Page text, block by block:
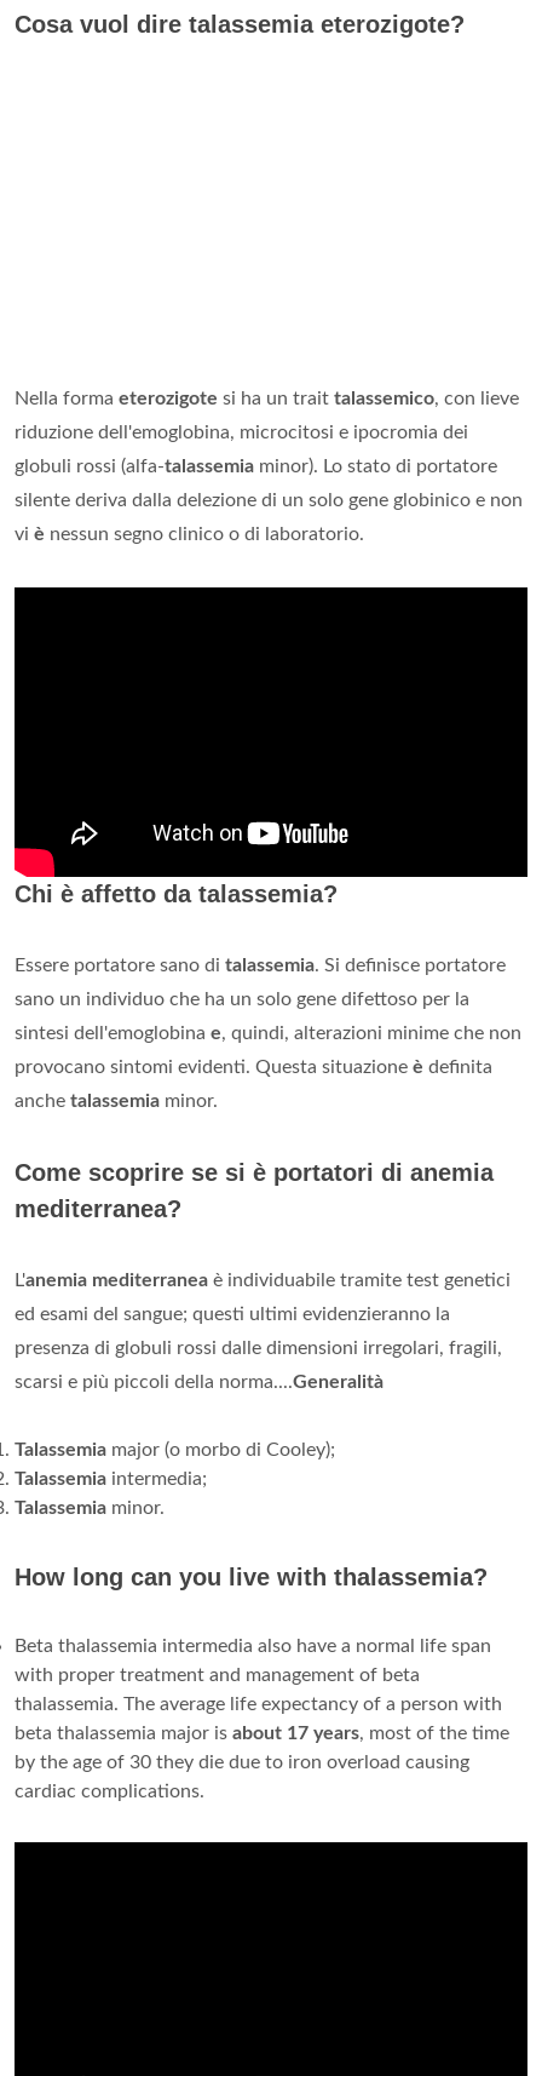
Cosa vuol dire talassemia eterozigote?
Nella forma eterozigote si ha un trait talassemico, con lieve
riduzione dell'emoglobina, microcitosi e ipocromia dei
globuli rossi (alfa-talassemia minor). Lo stato di portatore
silente deriva dalla delezione di un solo gene globinico e non
vi è nessun segno clinico o di laboratorio.
Chi è affetto da talassemia?
Essere portatore sano di talassemia. Si definisce portatore
sano un individuo che ha un solo gene difettoso per la
sintesi dell'emoglobina e, quindi, alterazioni minime che non
provocano sintomi evidenti. Questa situazione è definita
anche talassemia minor.
Come scoprire se si è portatori di anemia
mediterranea?
L'anemia mediterranea è individuabile tramite test genetici
ed esami del sangue; questi ultimi evidenzieranno la
presenza di globuli rossi dalle dimensioni irregolari, fragili,
scarsi e più piccoli della norma....Generalità
Talassemia major (o morbo di Cooley);
Talassemia intermedia;
Talassemia minor.
How long can you live with thalassemia?
Beta thalassemia intermedia also have a normal life span
with proper treatment and management of beta
thalassemia. The average life expectancy of a person with
beta thalassemia major is about 17 years, most of the time
by the age of 30 they die due to iron overload causing
cardiac complications.